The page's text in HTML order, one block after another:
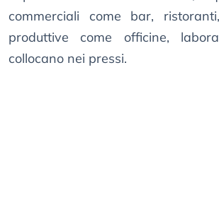
commerciali come bar,
produttive come officine,
collocano nei pressi.